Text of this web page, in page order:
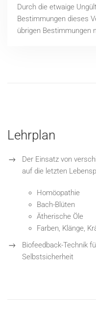
Durch die etwaige
Bestimmungen dieses
übrigen Bestimmungen
Lehrplan
Der Einsatz von
auf die letzten
Homöopathie
Bach-Blüten
Ätherische Öle
Farben, Klänge,
Biofeedback-Technik
Selbstsicherheit